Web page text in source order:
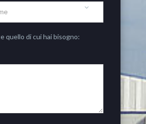
quello di cui hai bisogno: